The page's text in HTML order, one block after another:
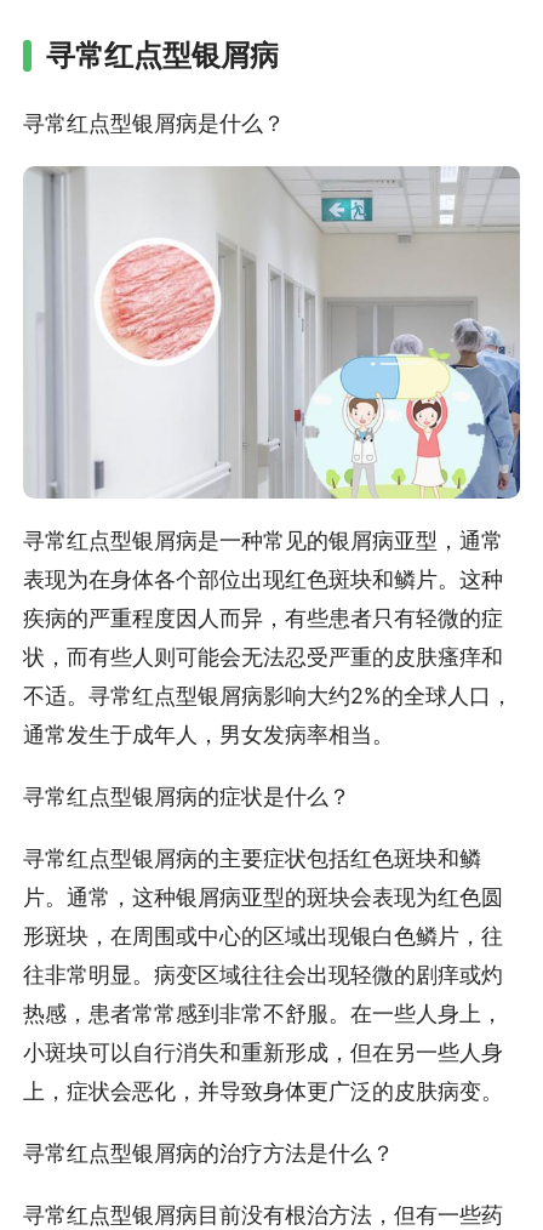
寻常红点型银屑病
寻常红点型银屑病是什么？
寻常红点型银屑病是一种常见的银屑病亚型，通常
表现为在身体各个部位出现红色斑块和鳞片。这种
疾病的严重程度因人而异，有些患者只有轻微的症
状，而有些人则可能会无法忍受严重的皮肤瘙痒和
不适。寻常红点型银屑病影响大约2%的全球人口，
通常发生于成年人，男女发病率相当。
寻常红点型银屑病的症状是什么？
寻常红点型银屑病的主要症状包括红色斑块和鳞
片。通常，这种银屑病亚型的斑块会表现为红色圆
形斑块，在周围或中心的区域出现银白色鳞片，往
往非常明显。病变区域往往会出现轻微的剧痒或灼
热感，患者常常感到非常不舒服。在一些人身上，
小斑块可以自行消失和重新形成，但在另一些人身
上，症状会恶化，并导致身体更广泛的皮肤病变。
寻常红点型银屑病的治疗方法是什么？
寻常红点型银屑病目前没有根治方法，但有一些药